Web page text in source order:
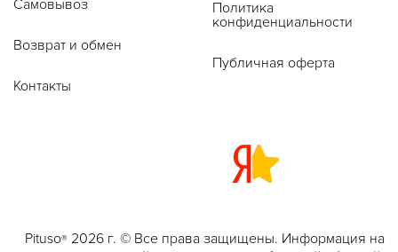
Самовывоз
Возврат и обмен
Контакты
Политика
конфиденциальности
Публичная оферта
Pituso® 2026 г. © Все права защищены. Информация на